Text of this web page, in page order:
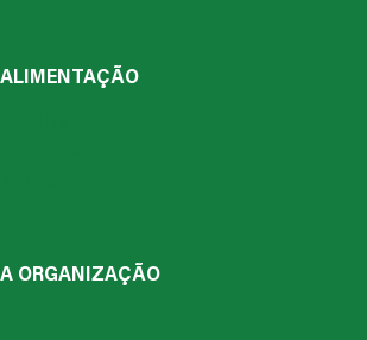
ALIMENTAÇÃO
A ORGANIZAÇÃO